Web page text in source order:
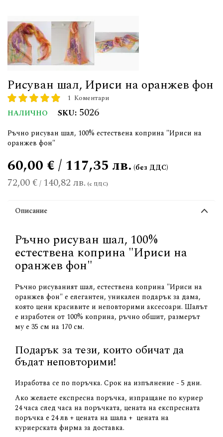
Рисуван шал, Ириси на оранжев фон
рейтинг: 1 Коментари
НАЛИЧНО SKU 5026
Ръчно рисуван шал, 100% естествена коприна "Ириси на
оранжев фон"
72,00 €/ 140,82 лв.
60,00 € / 117,35 лв.
Описание
Ръчно рисуван шал, 100%
естествена коприна "Ириси на
оранжев фон"
Ръчно рисуваният шал, естествена коприна "Ириси на
оранжев фон" е елегантен, уникален подарък за дама,
която цени красивите и неповторими аксесоари. Шалът
е изработен от 100% коприна, ръчно обшит, размерът
му е 35 см на 170 см.
Подарък за тези, които обичат да
бъдат неповторими!
Изработва се по поръчка. Срок на изпълнение - 5 дни.
Ако желаете експресна поръчка, изпращане по куриер
24 часа след часа на поръчката, цената на експресната
поръчка е 24 лв + цената на шала + цената на
куриерската фирма за доставка.